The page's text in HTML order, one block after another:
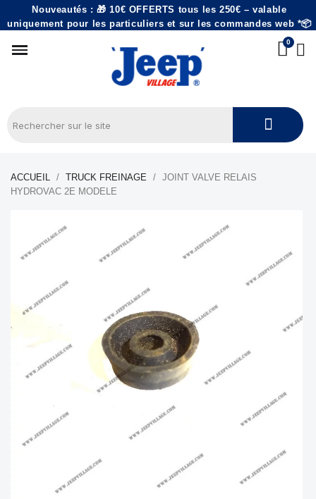
Nouveautés : 🎁 10€ OFFERTS tous les 250€ – valable
uniquement pour les particuliers et sur les commandes web *📦
ACCUEIL TRUCK FREINAGE
JOINT VALVE RELAIS
HYDROVAC 2E MODELE